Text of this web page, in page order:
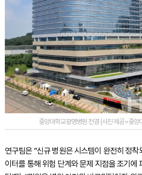
중앙대학교광명병원 전경 (사진 제공=중앙
연구팀은 “신규 병원은 시스템이 완전히 정착
이터를 통해 위험 단계와 문제 지점을 조기에